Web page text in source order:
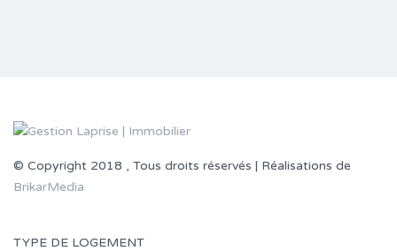
© Copyright 2018 , Tous droits réservés | Réalisations de
BrikarMedia
TYPE DE LOGEMENT